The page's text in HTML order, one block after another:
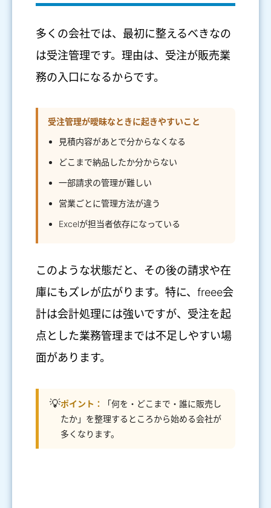
多くの会社では、最初に整えるべきなの
は受注管理です。理由は、受注が販売業
務の入口になるからです。
受注管理が曖昧なときに起きやすいこと
見積内容があとで分からなくなる
どこまで納品したか分からない
一部請求の管理が難しい
営業ごとに管理方法が違う
Excelが担当者依存になっている
このような状態だと、その後の請求や在
庫にもズレが広がります。特に、freee会
計は会計処理には強いですが、受注を起
点とした業務管理までは不足しやすい場
面があります。
💡ポイント：
「何を・どこまで・誰に販売し
たか」を整理するところから始める会社が
多くなります。